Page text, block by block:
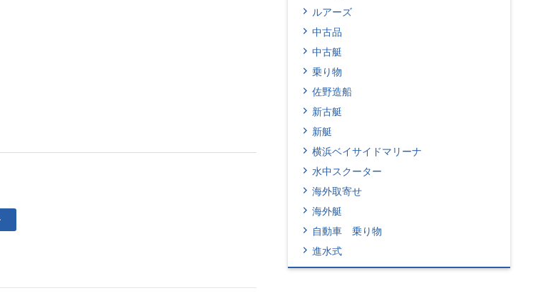
ルアーズ
中古品
中古艇
乗り物
佐野造船
新古艇
新艇
横浜ベイサイドマリーナ
水中スクーター
海外取寄せ
海外艇
自動車 乗り物
進水式